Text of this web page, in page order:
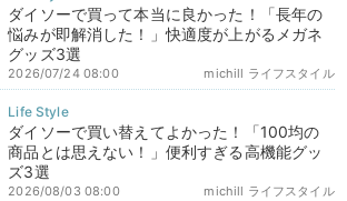
ダイソーで買って本当に良かった！「長年の
悩みが即解消した！」快適度が上がるメガネ
グッズ3選
michill ライフスタイル
2026/07/24 08:00
ダイソーで買い替えてよかった！「100均の
商品とは思えない！」便利すぎる高機能グッ
ズ3選
michill ライフスタイル
2026/08/03 08:00